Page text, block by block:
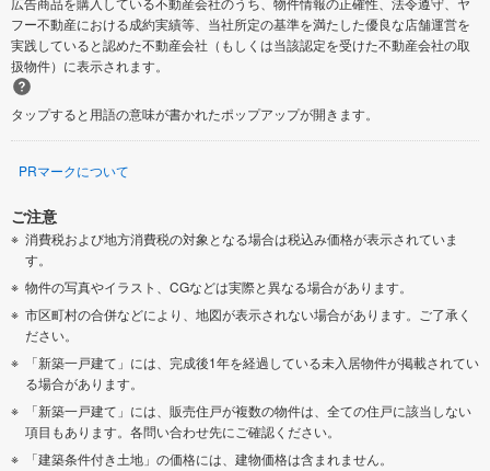
フー不動産における成約実績等、当社所定の基準を満たした優良な店舗運営を
実践していると認めた不動産会社（もしくは当該認定を受けた不動産会社の取
扱物件）に表示されます。
タップすると用語の意味が書かれたポップアップが開きます。
PRマークについて
ご注意
消費税および地方消費税の対象となる場合は税込み価格が表示されていま
す。
物件の写真やイラスト、CGなどは実際と異なる場合があります。
市区町村の合併などにより、地図が表示されない場合があります。ご了承く
ださい。
「新築一戸建て」には、完成後1年を経過している未入居物件が掲載されてい
る場合があります。
「新築一戸建て」には、販売住戸が複数の物件は、全ての住戸に該当しない
項目もあります。各問い合わせ先にご確認ください。
「建築条件付き土地」の価格には、建物価格は含まれません。